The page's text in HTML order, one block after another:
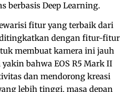
berbasis Deep Learning.
fitur yang terbaik dari
ditingkatkan dengan fitur-fitur
membuat kamera ini jauh
bahwa EOS R5 Mark II
dan mendorong kreasi
lebih tinggi. masa depan